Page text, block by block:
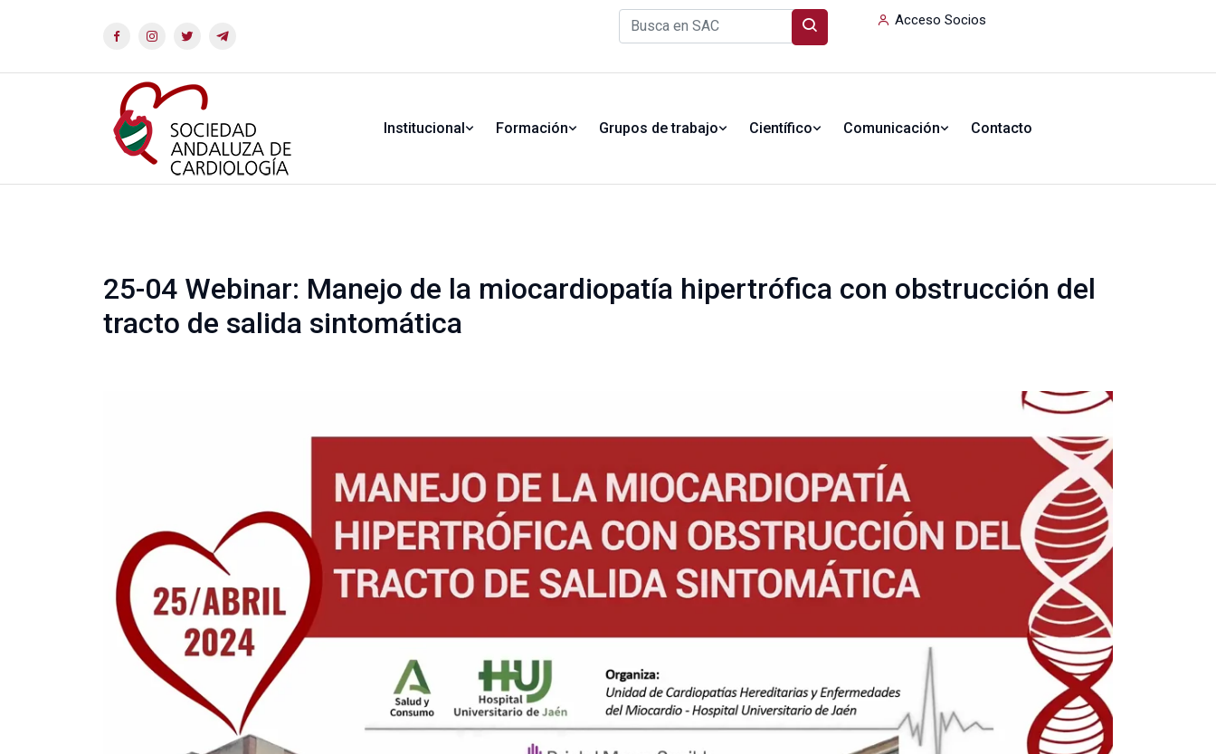
Acceso Socios
Institucional Formación Grupos de trabajo Científico Comunicación Contacto
25-04 Webinar: Manejo de la miocardiopatía hipertrófica con obstrucción del
tracto de salida sintomática